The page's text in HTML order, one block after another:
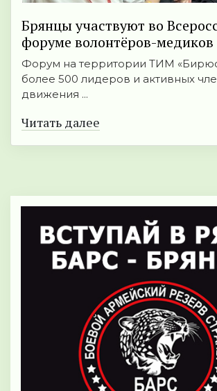
Брянцы участвуют во
форуме волонтёров-медиков
Форум на территории ТИМ
более 500 лидеров и активных
движения ...
Читать далее